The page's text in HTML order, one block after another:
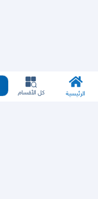
الرئيسية كل الأقسام